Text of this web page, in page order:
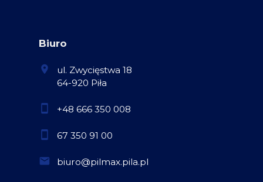
Biuro
ul. Zwycięstwa 18
64-920 Piła
+48 666 350 008
67 350 91 00
biuro@pilmax.pila.pl